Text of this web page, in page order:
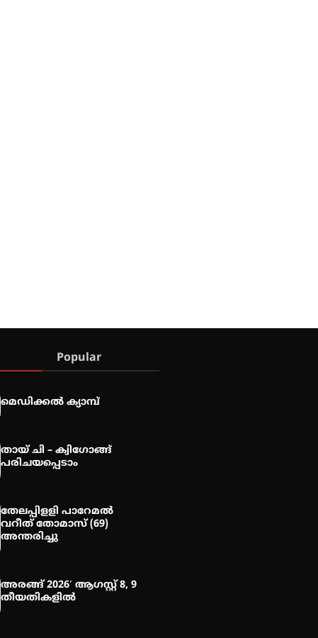
Popular
മെഡിക്കൽ ക്യാമ്പ്
തായ് ചി – ക്വിഗോങ്ങ്
പരിചയപ്പെടാം
തേലപ്പിളളി പാറേമൽ
വറീത് തോമാസ് (69)
അന്തരിച്ചു
അരങ്ങ് 2026′ ആഗസ്റ്റ് 8, 9
തീയതികളിൽ